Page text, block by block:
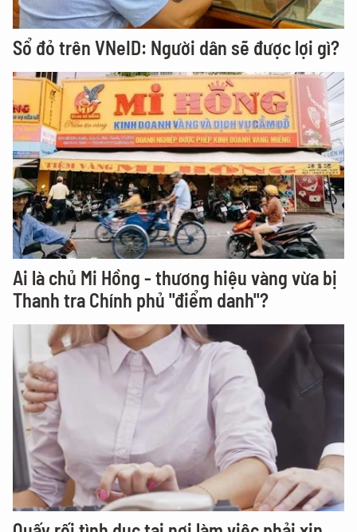
Sổ đỏ trên VNeID: Người dân sẽ được lợi gì?
Ai là chủ Mi Hồng - thương hiệu vàng vừa bị
Thanh tra Chính phủ "điểm danh"?